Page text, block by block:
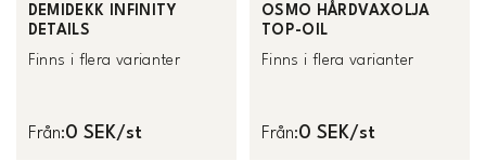
DEMIDEKK INFINITY
DETAILS
Finns i flera varianter
Från:0 SEK/st
OSMO HÅRDVAXOLJA
TOP-OIL
Finns i flera varianter
Från:0 SEK/st